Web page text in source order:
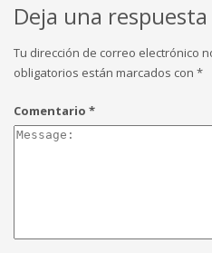
Deja una respuesta
Tu dirección de correo electrónico
obligatorios están marcados con *
Comentario *